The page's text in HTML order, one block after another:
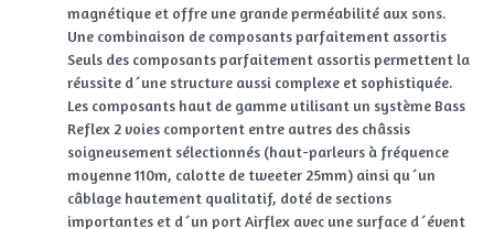
magnétique et offre une grande perméabilité aux sons.
Une combinaison de composants parfaitement assortis
Seuls des composants parfaitement assortis permettent la
réussite d´une structure aussi complexe et sophistiquée.
Les composants haut de gamme utilisant un système Bass
Reflex 2 voies comportent entre autres des châssis
soigneusement sélectionnés (haut-parleurs à fréquence
moyenne 110m, calotte de tweeter 25mm) ainsi qu´un
câblage hautement qualitatif, doté de sections
importantes et d´un port Airflex avec une surface d´évent